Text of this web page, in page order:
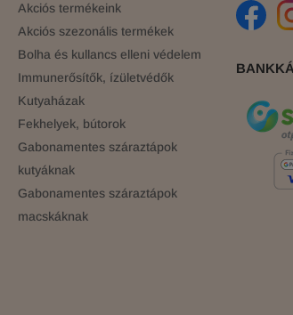
Akciós termékeink
Akciós szezonális termékek
Bolha és kullancs elleni védelem
Immunerősítők, ízületvédők
Kutyaházak
Fekhelyek, bútorok
Gabonamentes száraztápok
kutyáknak
Gabonamentes száraztápok
macskáknak